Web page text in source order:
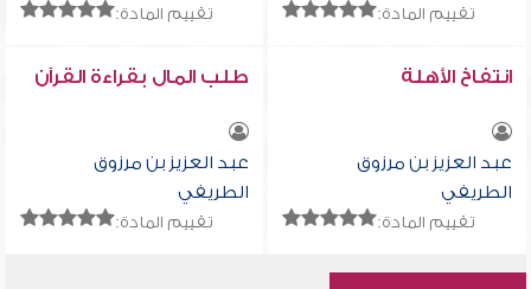
تقييم المادة: تقييم المادة:
انتفاخ الأهلة
عبد العزيز بن مرزوق
الطريفي
تقييم المادة:
طلب المال بقراءة القرآن
عبد العزيز بن مرزوق
الطريفي
تقييم المادة: